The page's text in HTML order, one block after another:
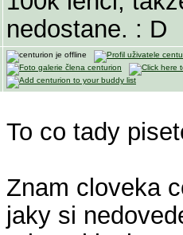
nedostane. : D
To co tady
Znam cloveka
jaky si